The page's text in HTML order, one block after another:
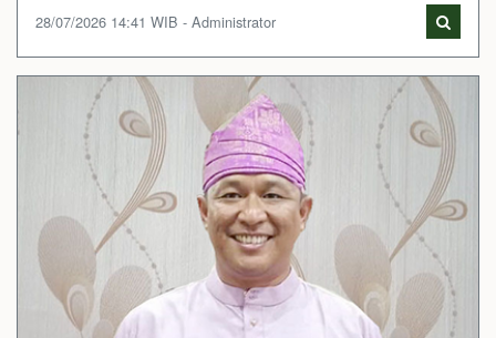
28/07/2026 14:41 WIB - Administrator